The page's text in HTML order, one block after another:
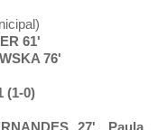
61'
76'
(1-0)
27', Paula